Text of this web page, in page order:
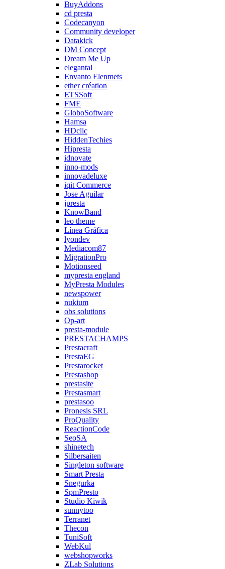
BuyAddons
cd presta
Codecanyon
Community developer
Datakick
DM Concept
Dream Me Up
elegantal
Envanto Elenmets
ether création
ETSSoft
FME
GloboSoftware
Hamsa
HDclic
HiddenTechies
Hipresta
idnovate
inno-mods
innovadeluxe
iqit Commerce
Jose Aguilar
jpresta
KnowBand
leo theme
Línea Gráfica
lyondev
Mediacom87
MigrationPro
Motionseed
mypresta england
MyPresta Modules
newspower
nukium
obs solutions
Op-art
presta-module
PRESTACHAMPS
Prestacraft
PrestaEG
Prestarocket
Prestashop
prestasite
Prestasmart
prestasoo
Pronesis SRL
ProQuality
ReactionCode
SeoSA
shinetech
Silbersaiten
Singleton software
Smart Presta
Snegurka
SpmPresto
Studio Kiwik
sunnytoo
Terranet
Thecon
TuniSoft
WebKul
webshopworks
ZLab Solutions